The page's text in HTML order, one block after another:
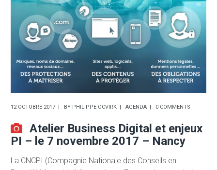
12 OCTOBRE 2017 BY PHILIPPE OCVIRK AGENDA 0 COMMENTS
Atelier Business Digital et enjeux
PI – le 7 novembre 2017 – Nancy
La CNCPI (Compagnie Nationale des Conseils en